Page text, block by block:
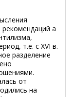
а
т.е. с XVI в.
разделение
от
на